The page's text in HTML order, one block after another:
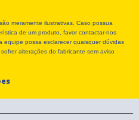
meramente ilustrativas. Caso possua
de um produto, favor contactar-nos
possa esclarecer quaisquer dúvidas
alterações do fabricante sem aviso